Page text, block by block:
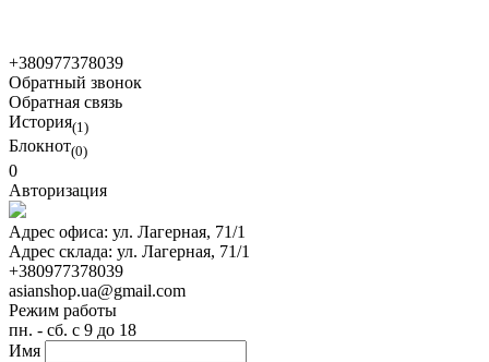
+380977378039
Обратный звонок
Обратная связь
История(1)
Блокнот(0)
0
Авторизация
Адрес офиса: ул. Лагерная, 71/1
Адрес склада: ул. Лагерная, 71/1
+380977378039
asianshop.ua@gmail.com
Режим работы
пн. - сб. с 9 до 18
Имя